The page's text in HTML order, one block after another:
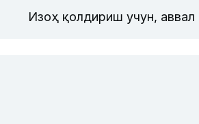
Изоҳ қолдириш учун, аввал